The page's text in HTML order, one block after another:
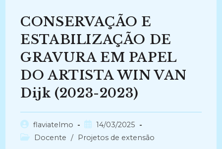
CONSERVAÇÃO E
ESTABILIZAÇÃO DE
GRAVURA EM PAPEL
DO ARTISTA WIN VAN
Dijk (2023-2023)
Autor
do
flaviatelmo
Post
publicado:
14/03/2025
Categoria
Docente / Projetos de extensão